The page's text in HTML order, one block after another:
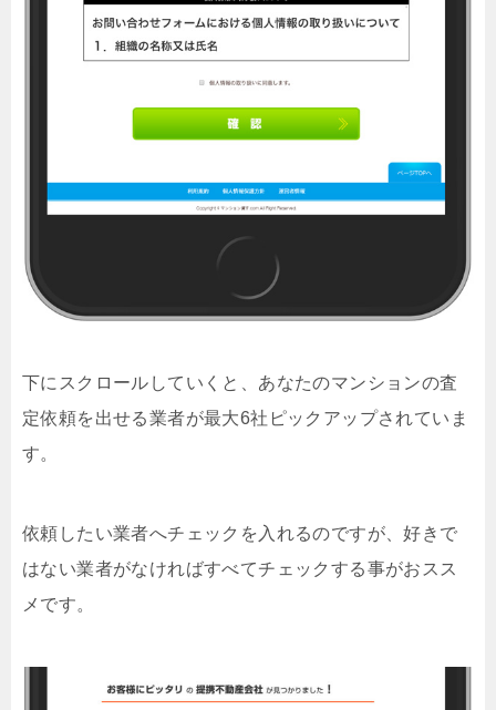
下にスクロールしていくと、あなたのマンションの査
定依頼を出せる業者が最大6社ピックアップされていま
す。
依頼したい業者へチェックを入れるのですが、好きで
はない業者がなければすべてチェックする事がおスス
メです。